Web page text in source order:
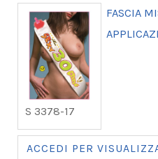
S 3378-17
FASCIA
ACCEDI PER